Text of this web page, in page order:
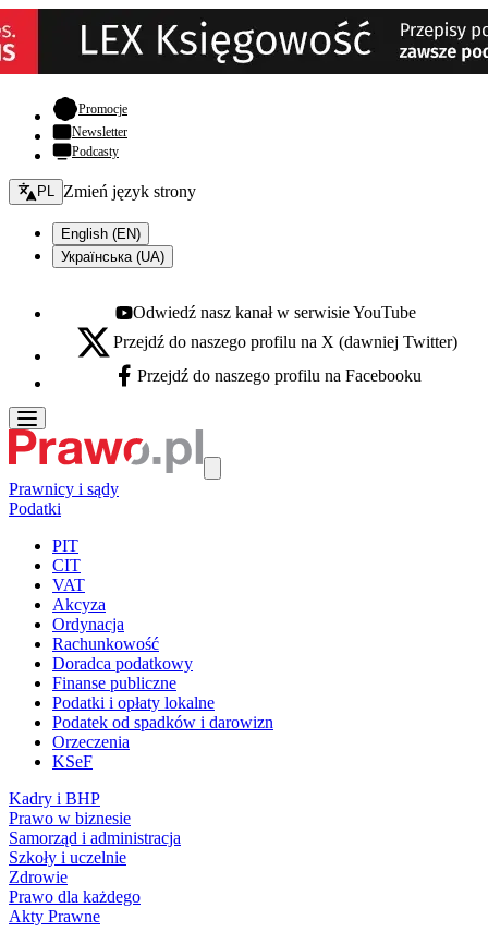
Promocje- otwiera się w nowej karcie
Newsletter
Podcasty
Zmień język - bieżący:
PL Zmień język strony
English (EN)
Українська (UA)
Youtube - otwiera się w nowej karcie
Odwiedź nasz kanał w serwisie YouTube
X - otwiera się w nowej karcie
Przejdź do naszego profilu na X (dawniej Twitter)
Facebook - otwiera się w nowej karcie
Przejdź do naszego profilu na Facebooku
Prawnicy i sądy
Podatki
PIT
CIT
VAT
Akcyza
Ordynacja
Rachunkowość
Doradca podatkowy
Finanse publiczne
Podatki i opłaty lokalne
Podatek od spadków i darowizn
Orzeczenia
KSeF
Kadry i BHP
Prawo w biznesie
Samorząd i administracja
Szkoły i uczelnie
Zdrowie
Prawo dla każdego
Akty Prawne